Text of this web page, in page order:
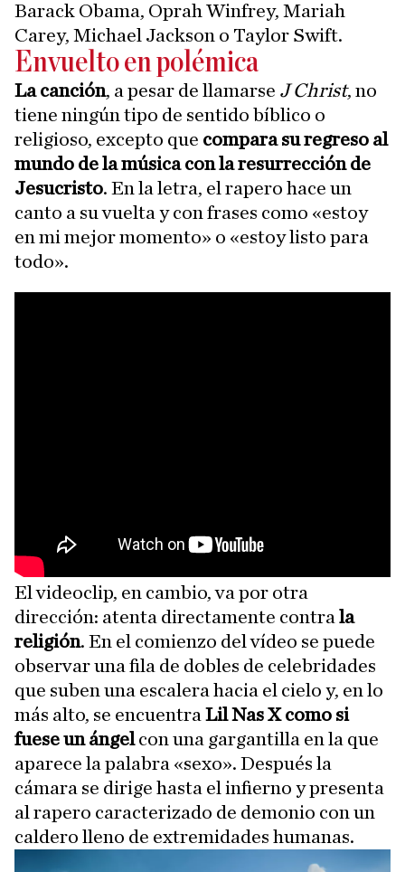
Barack Obama, Oprah Winfrey, Mariah
Carey, Michael Jackson o Taylor Swift.
Envuelto en polémica
La canción, a pesar de llamarse J Christ, no
tiene ningún tipo de sentido bíblico o
religioso, excepto que compara su regreso al
mundo de la música con la resurrección de
Jesucristo. En la letra, el rapero hace un
canto a su vuelta y con frases como «estoy
en mi mejor momento» o «estoy listo para
todo».
El videoclip, en cambio, va por otra
dirección: atenta directamente contra la
religión. En el comienzo del vídeo se puede
observar una fila de dobles de celebridades
que suben una escalera hacia el cielo y, en lo
más alto, se encuentra Lil Nas X como si
fuese un ángelcon una gargantilla en la que
aparece la palabra «sexo». Después la
cámara se dirige hasta el infierno y presenta
al rapero caracterizado de demonio con un
caldero lleno de extremidades humanas.